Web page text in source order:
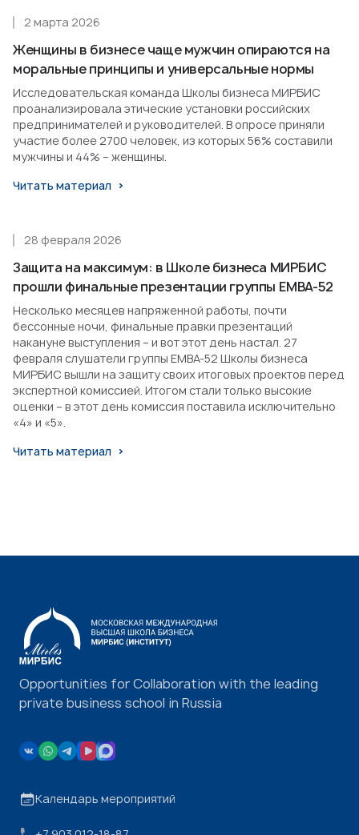
Женщины в бизнесе чаще мужчин опираются на
моральные принципы и универсальные нормы
2 марта 2026
Исследовательская команда Школы бизнеса МИРБИС
проанализировала этические установки российских
предпринимателей и руководителей. В опросе приняли
участие более 2700 человек, из которых 56% составили
мужчины и 44% – женщины.
Читать материал
Защита на максимум: в Школе бизнеса МИРБИС
прошли финальные презентации группы EMBA-52
28 февраля 2026
Несколько месяцев напряженной работы, почти
бессонные ночи, финальные правки презентаций
накануне выступления – и вот этот день настал. 27
февраля слушатели группы EMBA-52 Школы бизнеса
МИРБИС вышли на защиту своих итоговых проектов перед
экспертной комиссией. Итогом стали только высокие
оценки – в этот день комиссия поставила исключительно
«4» и «5».
Читать материал
Opportunities for Collaboration with the leading
private business school in Russia
Календарь мероприятий